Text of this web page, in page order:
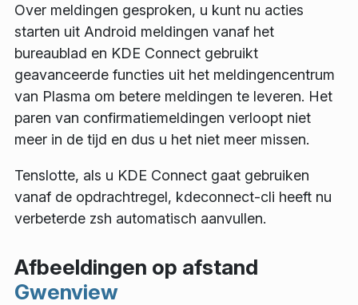
Over meldingen gesproken, u kunt nu acties
starten uit Android meldingen vanaf het
bureaublad en KDE Connect gebruikt
geavanceerde functies uit het meldingencentrum
van Plasma om betere meldingen te leveren. Het
paren van confirmatiemeldingen verloopt niet
meer in de tijd en dus u het niet meer missen.
Tenslotte, als u KDE Connect gaat gebruiken
vanaf de opdrachtregel, kdeconnect-cli heeft nu
verbeterde zsh automatisch aanvullen.
Afbeeldingen op afstand
Gwenview